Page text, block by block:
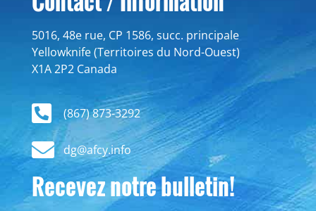
5016, 48e rue, CP 1586, succ. principale
Yellowknife (Territoires du Nord-Ouest)
X1A 2P2 Canada
(867) 873-3292
dg@afcy.info
Recevez notre bulletin!